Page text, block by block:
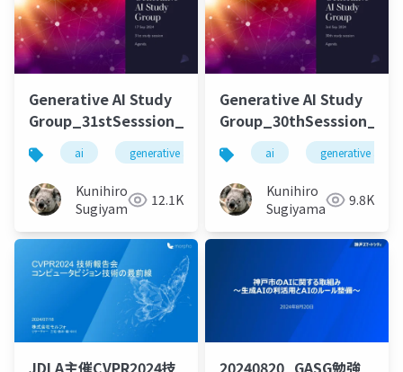
Generative AI Study
Group_31stSesssion_20240917
ai generative ai machine learning deep
Kunihiro
Sugiyama
12.1K
Generative AI Study
ai generative ai
Kunihiro
Sugiyama
9.8K
JDLA主催CVPR2024技
20240820_GASG勉強